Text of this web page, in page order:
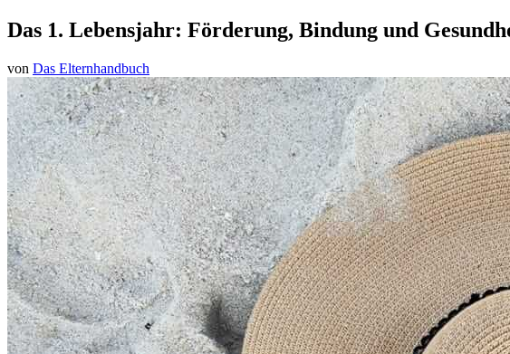
Das 1. Lebensjahr: Förderung, Bindung und
von Das Elternhandbuch